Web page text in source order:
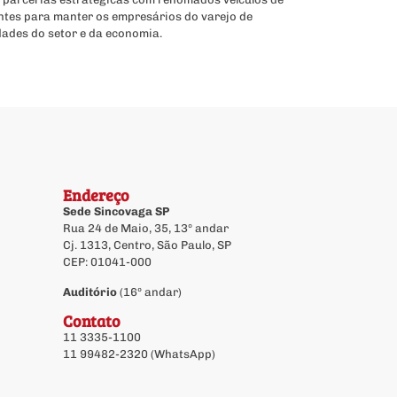
para manter os empresários do varejo de
do setor e da economia.
Endereço
Sede Sincovaga SP
Rua 24 de Maio, 35, 13º andar
Cj. 1313, Centro, São Paulo, SP
CEP: 01041-000
Auditório (16º andar)
Contato
11 3335-1100
11 99482-2320 (WhatsApp)